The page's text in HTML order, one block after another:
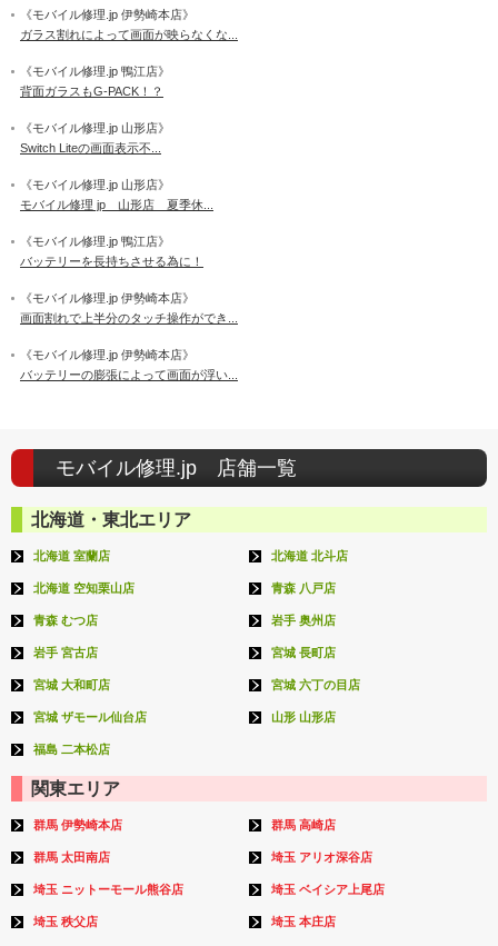
《モバイル修理.jp 伊勢崎本店》
ガラス割れによって画面が映らなくな...
《モバイル修理.jp 鴨江店》
背面ガラスもG-PACK！？
《モバイル修理.jp 山形店》
Switch Liteの画面表示不...
《モバイル修理.jp 山形店》
モバイル修理 jp 山形店 夏季休...
《モバイル修理.jp 鴨江店》
バッテリーを長持ちさせる為に！
《モバイル修理.jp 伊勢崎本店》
画面割れで上半分のタッチ操作ができ...
《モバイル修理.jp 伊勢崎本店》
バッテリーの膨張によって画面が浮い...
モバイル修理.jp 店舗一覧
北海道・東北エリア
北海道 室蘭店 北海道 北斗店
北海道 空知栗山店 青森 八戸店
青森 むつ店 岩手 奥州店
岩手 宮古店 宮城 長町店
宮城 大和町店 宮城 六丁の目店
宮城 ザモール仙台店 山形 山形店
福島 二本松店
関東エリア
群馬 伊勢崎本店 群馬 高崎店
群馬 太田南店 埼玉 アリオ深谷店
埼玉 ニットーモール熊谷店 埼玉 ベイシア上尾店
埼玉 秩父店 埼玉 本庄店